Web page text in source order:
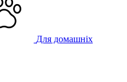
Для домашніх